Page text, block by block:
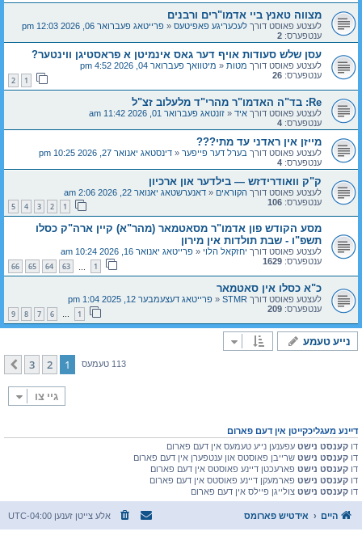
מצווה טאנץ ביי אדמו"רים ורבנים
לעצטע פאוסט דורך לעכעריגע פאפיטעס « פרייטאג פעברואר 06, 2026 12:03 pm
ענטפערס: 2
עסן שלש סעודות אויף דער גאס אינמיטן א פראסטיגן ווינטער?
לעצטע פאוסט דורך מטות « מיטוואך פעברואר 04, 2026 4:52 pm
ענטפערס: 26
1
2
Re: בד"ה האדמו"ר מהרי"ד מלעלוב זצ"ל
לעצטע פאוסט דורך איד « זונטאג פעברואר 01, 2026 11:42 am
ענטפערס: 4
מייזן אין ראדני עד מתי???
לעצטע פאוסט דורך בערל דער פייפער « דינסטאג יאנואר 27, 2026 10:25 pm
ענטפערס: 4
ק"ק וואודרידזש — בילדער און ארכיון
לעצטע פאוסט דורך הקוראים « דאנערשטאג יאנואר 22, 2026 2:06 am
ענטפערס: 106
1
2
3
4
5
מסע הקודש פון אדמו"ר מסאטמאר (מהר"א) קיין ארה"ק כסלו
תשפ"ו - שבת תולדות אין מירון
לעצטע פאוסט דורך יחזקאל הלוי « פרייטאג יאנואר 16, 2026 10:24 am
ענטפערס: 1629
1
63
64
65
66
כ"א כסלו אין סאטמאר
לעצטע פאוסט דורך STMR
« פרייטאג דעצעמבער 12, 2025 1:04 pm
ענטפערס: 209
1
…
6
7
8
9
נייע טעמע
113 טעמעס 1
2
3
קומענדיגע
גיי צו
דיינע מעגליכקייטן אין דעם פארום
דו קענסט נישט עפענען נייע טעמעס אין דעם פארום
דו קענסט נישט שרייבן פאוסטס און ענטפערן אין דעם פארום
דו קענסט נישט פארעכטן דיינע פאוסטס אין דעם פארום
דו קענסט נישט פארמעקן דיינע פאוסטס אין דעם פארום
דו קענסט נישט צולייגן פיילס אין דעם פארום
היים אידטיש פארומס אלע צייטן זענען UTC-04:00